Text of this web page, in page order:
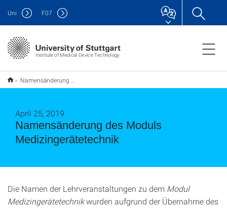
Institute of Medical Device Technology
Uni F07
Namensänderung des Moduls Medizingerätetechnik
Namensänderung des Moduls
Medizingerätetechnik
April 25, 2019
Die Namen der Lehrveranstaltungen zu dem Modul
Medizingerätetechnikwurden aufgrund der Übernahme des